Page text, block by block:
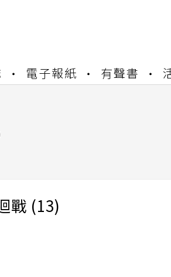
電子報紙 有聲書
櫃開通申請
資產合併申請圖文教學
櫃開通申請
戰 (13)